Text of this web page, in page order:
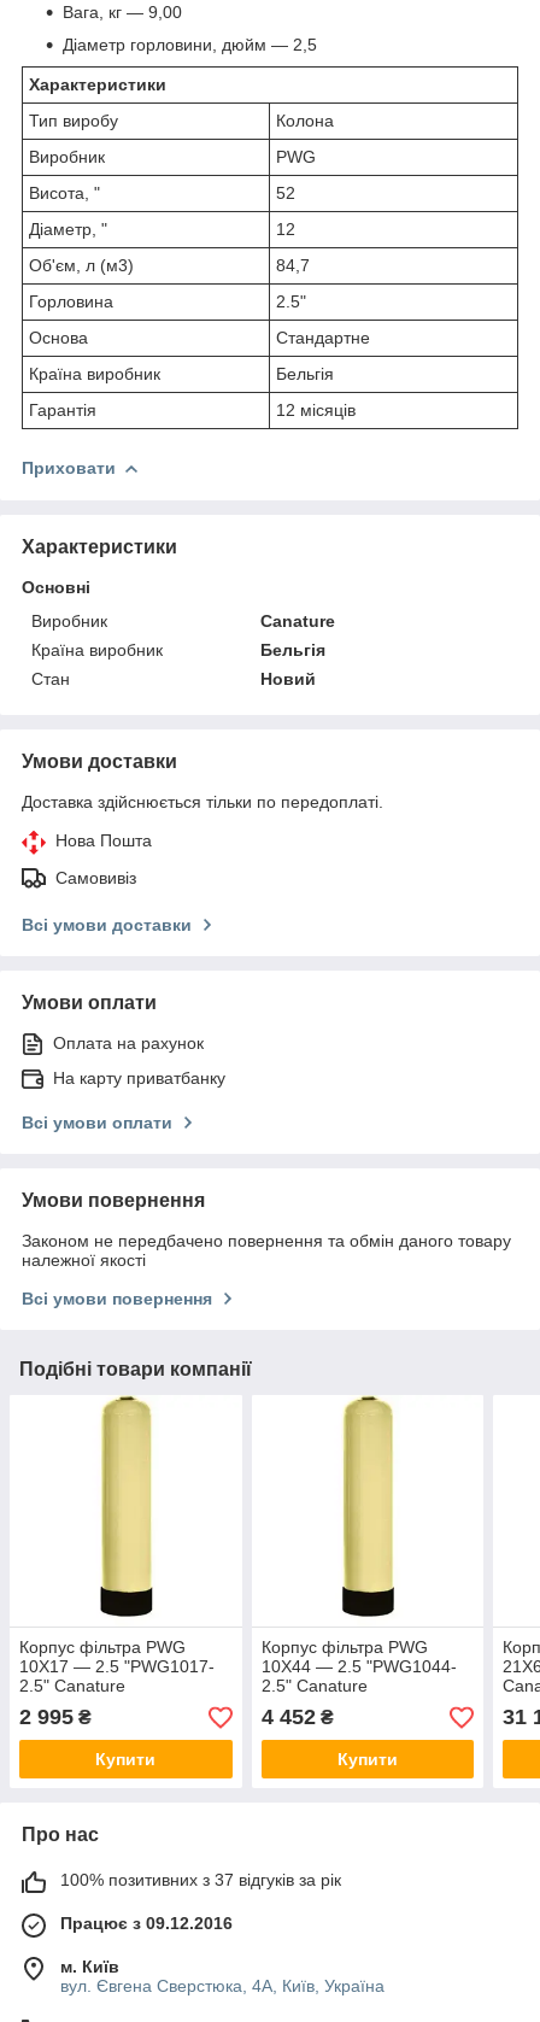
Вага, кг — 9,00
Діаметр горловини, дюйм — 2,5
Характеристики
Тип виробу
Колона
Виробник
PWG
Висота, "
52
Діаметр, "
12
Об'єм, л (м3)
84,7
Горловина
2.5"
Основа
Стандартне
Країна виробник
Бельгія
Гарантія
12 місяців
Приховати
Характеристики
Основні
Виробник
Canature
Країна виробник
Бельгія
Стан
Новий
Умови доставки
Доставка здійснюється тільки по передоплаті.
Нова Пошта
Самовивіз
Всі умови доставки
Умови оплати
Оплата на рахунок
На карту приватбанку
Всі умови оплати
Умови повернення
Законом не передбачено повернення та обмін даного товару
належної якості
Всі умови повернення
Подібні товари компанії
Корпус фільтра PWG
10X17 — 2.5 "PWG1017-
2.5" Canature
2 995 ₴
Купити
Корпус фільтра PWG
10X44 — 2.5 "PWG1044-
2.5" Canature
4 452₴
Купити
31
Про нас
100% позитивних з 37 відгуків за рік
Працює з 09.12.2016
м. Київ
вул. Євгена Сверстюка, 4А, Київ, Україна